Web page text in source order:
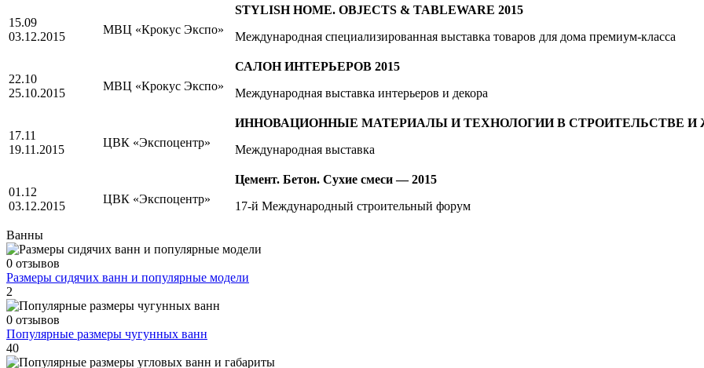
15.09
03.12.2015
МВЦ «Крокус Экспо»
STYLISH HOME. OBJECTS & TABLEWARE 2015
Международная специализированная выставка товаров для дома премиум-класса
22.10
25.10.2015
МВЦ «Крокус Экспо»
САЛОН ИНТЕРЬЕРОВ 2015
Международная выставка интерьеров и декора
17.11
19.11.2015
ЦВК «Экспоцентр»
ИННОВАЦИОННЫЕ МАТЕРИАЛЫ И ТЕХНОЛОГИИ В СТРОИТЕЛЬСТВЕ И
Международная выставка
01.12
03.12.2015
ЦВК «Экспоцентр»
Цемент. Бетон. Сухие смеси — 2015
17-й Международный строительный форум
Ванны
0 отзывов
Размеры сидячих ванн и популярные модели
2
0 отзывов
Популярные размеры чугунных ванн
40